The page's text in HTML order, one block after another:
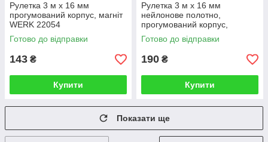
Рулетка 3 м х 16 мм
прогумований корпус, магніт
WERK 22054
Готово до відправки
143 ₴
Купити
Рулетка 3 м x 16 мм
нейлонове полотно,
прогумований корпус,
Haisser Compact 22043
Готово до відправки
190 ₴
Купити
Показати ще